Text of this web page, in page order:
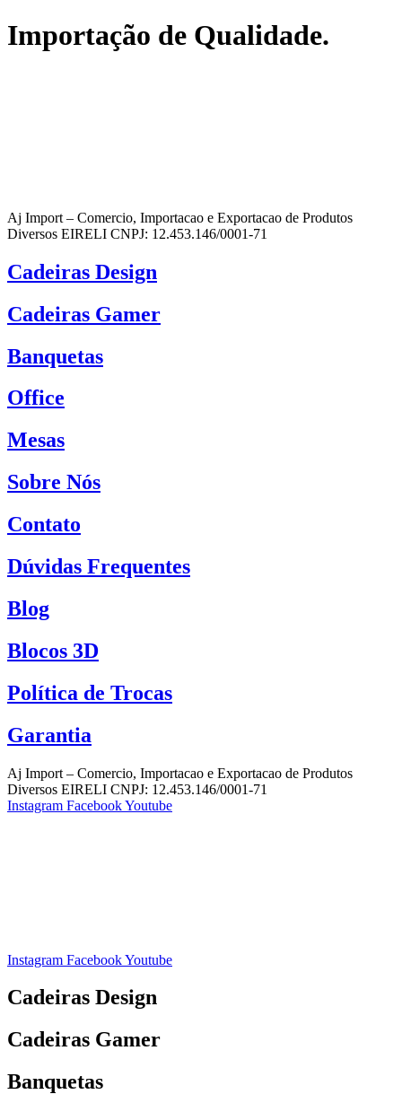
Importação de Qualidade.
Aj Import – Comercio, Importacao e Exportacao de Produtos
Diversos EIRELI CNPJ: 12.453.146/0001-71
Cadeiras Design
Cadeiras Gamer
Banquetas
Office
Mesas
Sobre Nós
Contato
Dúvidas Frequentes
Blog
Blocos 3D
Política de Trocas
Garantia
Aj Import – Comercio, Importacao e Exportacao de Produtos
Diversos EIRELI CNPJ: 12.453.146/0001-71
Instagram FacebookYoutube
Instagram FacebookYoutube
Cadeiras Design
Cadeiras Gamer
Banquetas